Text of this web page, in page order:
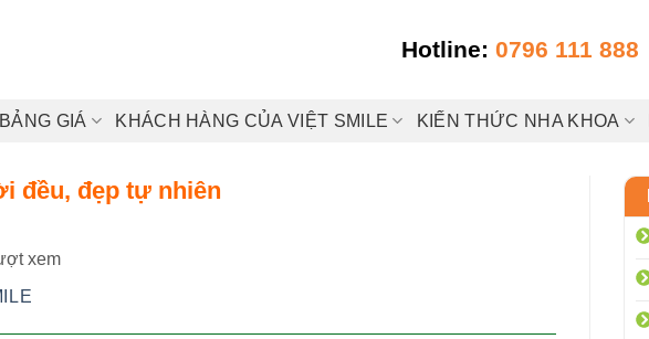
Hotline: 0796 111 888
BẢNG GIÁ KHÁCH HÀNG CỦA VIỆT SMILE KIẾN THỨC NHA KHOA
đều, đẹp tự nhiên
xem